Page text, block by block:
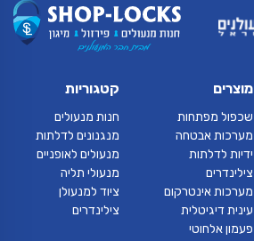
מוצרים
שכפול מפתחות
מערכות אבטחה
ידיות לדלתות
צילינדרים
מערכות אינטרקום
עינית דיגיטלית
פעמון אלחוטי
קטגוריות
חנות מנעולים
מנגנונים לדלתות
מנעולים לאופניים
מנעולי תליה
ציוד למנעולן
צילינדרים